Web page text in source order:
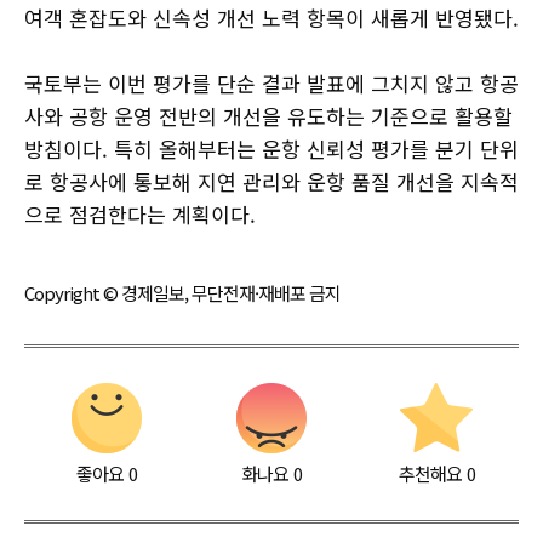
여객 혼잡도와 신속성 개선 노력 항목이 새롭게 반영됐다.
국토부는 이번 평가를 단순 결과 발표에 그치지 않고 항공
사와 공항 운영 전반의 개선을 유도하는 기준으로 활용할
방침이다. 특히 올해부터는 운항 신뢰성 평가를 분기 단위
로 항공사에 통보해 지연 관리와 운항 품질 개선을 지속적
으로 점검한다는 계획이다.
Copyright © 경제일보, 무단전재·재배포 금지
좋아요0 화나요0 추천해요 0